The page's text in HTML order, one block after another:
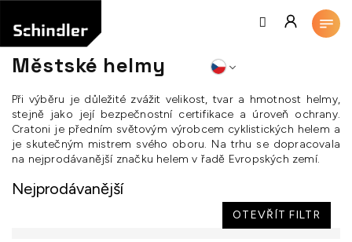
obsah
Městské helmy
Při výběru je důležité zvážit velikost, tvar a hmotnost helmy,
stejně jako její bezpečnostní certifikace a úroveň ochrany.
Cratoni je předním světovým výrobcem cyklistických helem a
je skutečným mistrem svého oboru. Na trhu se dopracovala
na nejprodávanější značku helem v řadě Evropských zemí.
Nejprodávanější
OTEVŘÍT FILTR